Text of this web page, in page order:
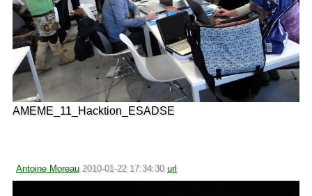
AMEME_11_Hacktion_ESADSE
Antoine Moreau 2010-01-22 17:34:30 url